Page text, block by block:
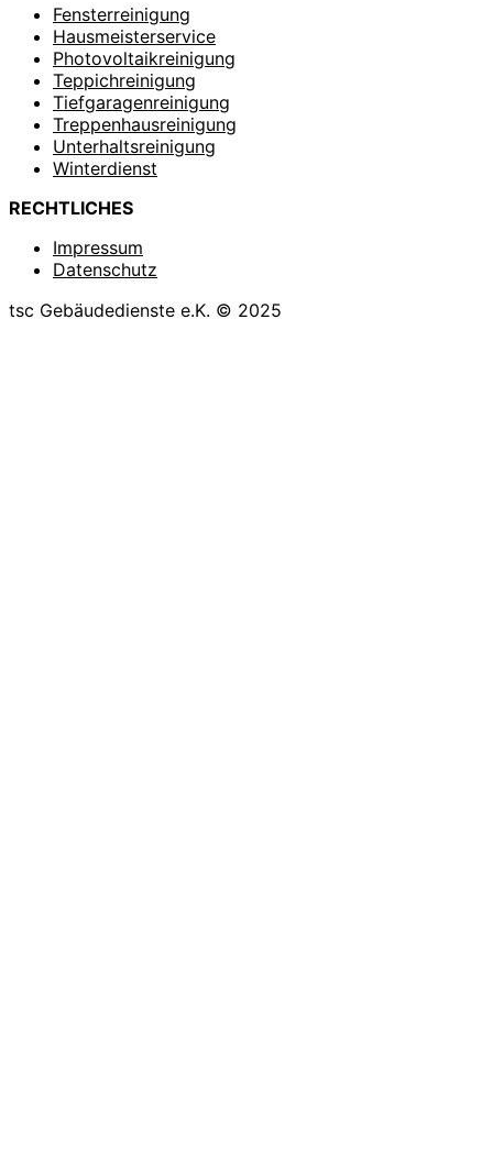
Fensterreinigung
Hausmeisterservice
Photovoltaikreinigung
Teppichreinigung
Tiefgaragenreinigung
Treppenhausreinigung
Unterhaltsreinigung
Winterdienst
RECHTLICHES
Impressum
Datenschutz
tsc Gebäudedienste e.K. © 2025